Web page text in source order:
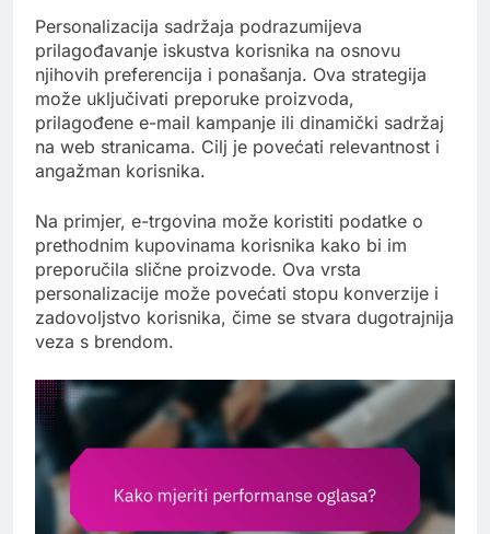
Personalizacija sadržaja podrazumijeva
prilagođavanje iskustva korisnika na osnovu
njihovih preferencija i ponašanja. Ova strategija
može uključivati preporuke proizvoda,
prilagođene e-mail kampanje ili dinamički sadržaj
na web stranicama. Cilj je povećati relevantnost i
angažman korisnika.
Na primjer, e-trgovina može koristiti podatke o
prethodnim kupovinama korisnika kako bi im
preporučila slične proizvode. Ova vrsta
personalizacije može povećati stopu konverzije i
zadovoljstvo korisnika, čime se stvara dugotrajnija
veza s brendom.